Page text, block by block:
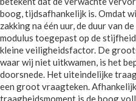
boog, tijdsafhankelijk is. Omdat
zakking na één uur, de duur van
modulus toegepast op de
kleine veiligheidsfactor. De
waar wij niet uitkwamen, is het
doorsnede. Het uiteindelijke
een groot vraagteken.
traagheidsmoment is de boog